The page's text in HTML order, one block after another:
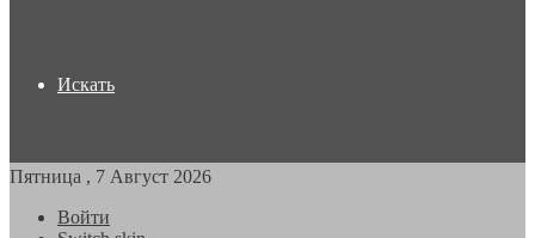
Искать
Пятница , 7 Август 2026
Войти